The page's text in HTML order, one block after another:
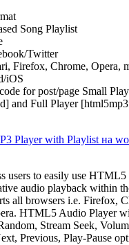
Song Playlist
Twitter
Firefox, Chrome, Opera,
iOS
for post/page Small
and Full Player
Player with Playlist на
users to easily use HTML5
audio playback within
all browsers i.e. Firefox,
HTML5 Audio Player
Stream Seek,
Previous, Play-Pause